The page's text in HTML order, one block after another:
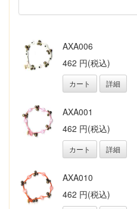
AXA006
462 円(税込)
カート 詳細
AXA001
462 円(税込)
カート 詳細
AXA010
462 円(税込)